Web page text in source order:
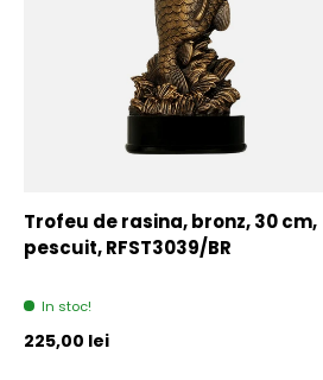
Trofeu de rasina, bronz, 30 cm,
pescuit, RFST3039/BR
In stoc!
Pret initial
225,00 lei